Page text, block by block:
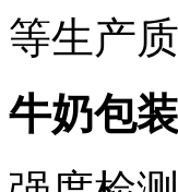
等生产
牛奶包